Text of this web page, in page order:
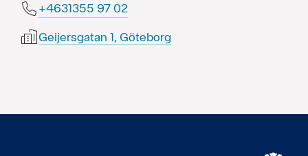
20 79 5531364+
Geijersgatan 1, Göteborg